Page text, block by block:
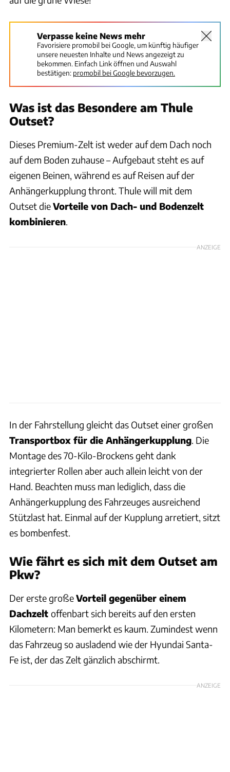
Verpasse keine News mehr
Favorisiere promobil bei Google, um künftig häufiger
unsere neuesten Inhalte und News angezeigt zu
bekommen. Einfach Link öffnen und Auswahl
bestätigen: promobil bei Google bevorzugen.
Was ist das Besondere am Thule
Outset?
Dieses Premium-Zelt ist weder auf dem Dach noch
auf dem Boden zuhause – Aufgebaut steht es auf
eigenen Beinen, während es auf Reisen auf der
Anhängerkupplung thront. Thule will mit dem
Outset dieVorteile von Dach- und Bodenzelt
kombinieren.
ANZEIGE
In der Fahrstellung gleicht das Outset einer großen
Transportbox für die Anhängerkupplung. Die
Montage des 70-Kilo-Brockens geht dank
integrierter Rollen aber auch allein leicht von der
Hand. Beachten muss man lediglich, dass die
Anhängerkupplung des Fahrzeuges ausreichend
Stützlast hat. Einmal auf der Kupplung arretiert, sitzt
es bombenfest.
Wie fährt es sich mit dem Outset am
Pkw?
Der erste großeVorteil gegenüber einem
Dachzelt offenbart sich bereits auf den ersten
Kilometern: Man bemerkt es kaum. Zumindest wenn
das Fahrzeug so ausladend wie der Hyundai Santa-
Fe ist, der das Zelt gänzlich abschirmt.
ANZEIGE